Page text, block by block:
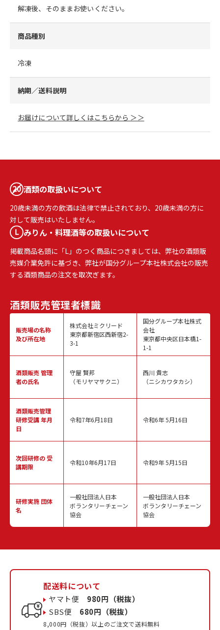
解凍後、そのままお使いください。
商品種別
冷凍
納期／送料説明
お届けについて詳しくはこちらから ＞＞
酒類の取扱いについて
20歳未満の方の飲酒は法律で禁止されており、20歳未満の方に
対して販売はいたしません。
みりん・料理酒等の取扱いについて
掲載商品名頭に「L」のつく商品につきましては、弊社の酒類販
売媒介業免許に基づき、弊社が国分グループ本社株式会社の販売
する酒類商品の注文を取次ぎます。
酒類販売管理者標識
販売場の名称
及び所在地
酒類販売管理
者の氏名
酒類販売管理
研修受講 年月
日
次回研修の受
講期限
研修実施 団体
名
株式会社ミクリード
東京都新宿区西新宿2-
3-1
守屋 賢邦
（モリヤマサクニ）
令和7年6月18日
令和10年6月17日
一般社団法人日本
ボランタリーチェーン
協会
国分グループ本社株式
会社
東京都中央区日本橋1-
1-1
西川 貴志
（ニシカワタカシ）
令和6年 5月16日
令和9年 5月15日
一般社団法人日本
ボランタリーチェーン
協会
配送料について
ヤマト便 980円（税抜）
SBS便 680円（税抜）
8,000円（税抜）以上のご注文で送料無料